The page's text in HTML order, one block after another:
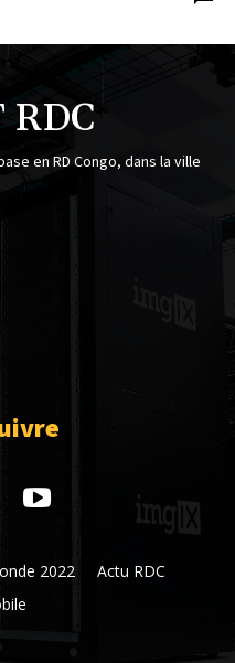
RDC
en RD Congo, dans la ville
2022
Actu RDC